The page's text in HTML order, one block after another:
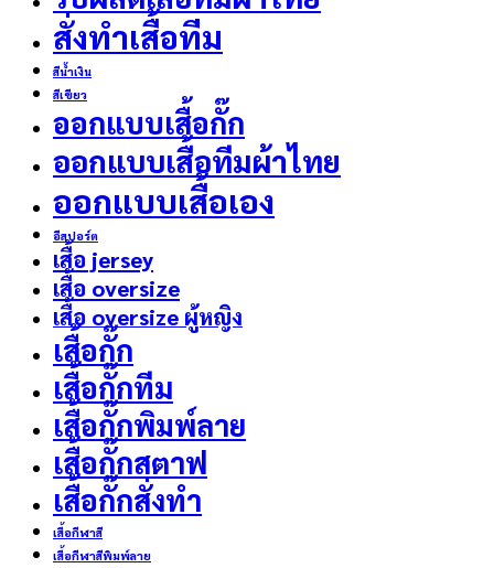
สั่งทำเสื้อทีม
สีน้ำเงิน
สีเขียว
ออกแบบเสื้อกั๊ก
ออกแบบเสื้อทีมผ้าไทย
ออกแบบเสื้อเอง
อีสปอร์ต
เสื้อ jersey
เสื้อ oversize
เสื้อ oversize ผู้หญิง
เสื้อกั๊ก
เสื้อกั๊กทีม
เสื้อกั๊กพิมพ์ลาย
เสื้อกั๊กสตาฟ
เสื้อกั๊กสั่งทำ
เสื้อกีฬาสี
เสื้อกีฬาสีพิมพ์ลาย